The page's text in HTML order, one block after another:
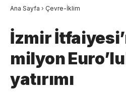
Ana Sayfa › Çevre-İklim
İzmir
milyon
yatırımı